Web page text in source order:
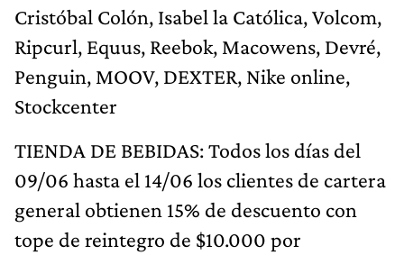
Cristóbal Colón, Isabel la Católica, Volcom,
Ripcurl, Equus, Reebok, Macowens, Devré,
Penguin, MOOV, DEXTER, Nike online,
Stockcenter
TIENDA DE BEBIDAS: Todos los días del
09/06 hasta el 14/06 los clientes de cartera
general obtienen 15% de descuento con
tope de reintegro de $10.000 por